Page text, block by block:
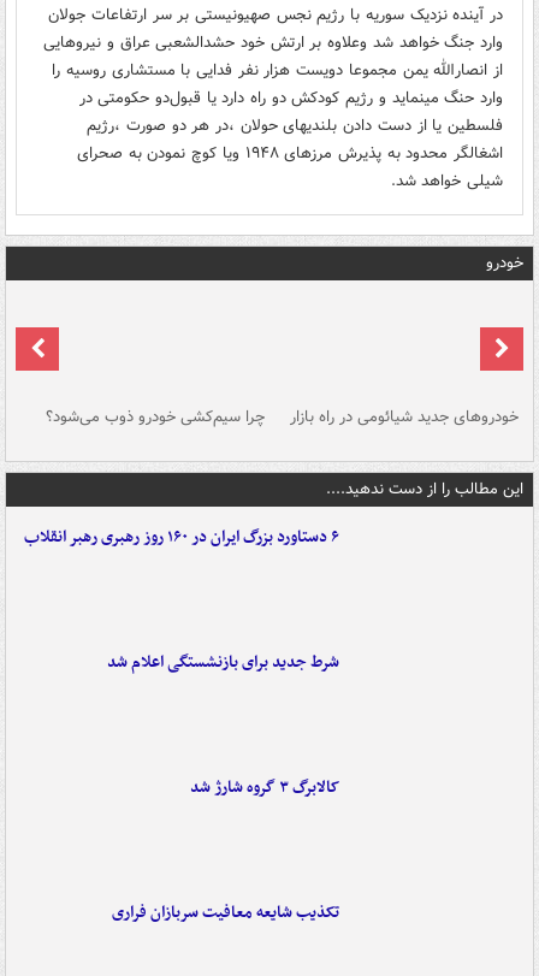
در آینده نزدیک سوریه با رژیم نجس صهیونیستی بر سر ارتفاعات جولان
وارد جنگ خواهد شد وعلاوه بر ارتش خود حشدالشعبی عراق و نیروهایی
از انصارالله یمن مجموعا دویست هزار نفر فدایی با مستشاری روسیه را
وارد حنگ مینماید و رژیم کودکش دو راه دارد یا قبول‌دو حکومتی در
فلسطین یا از دست دادن بلندیهای حولان ،در هر دو صورت ،رژیم
اشغالگر محدود به پذیرش مرزهای ۱۹۴۸ ویا کوچ نمودن به صحرای
شیلی خواهد شد.
خودرو
خودروهای جدید شیائومی در راه بازار چرا سیم‌کشی خودرو ذوب می‌شود؟
این مطالب را از دست ندهید....
۶ دستاورد بزرگ ایران در ۱۶۰ روز رهبری رهبر انقلاب
شرط جدید برای بازنشستگی اعلام شد
کالابرگ ۳ گروه شارژ شد
تکذیب شایعه معافیت سربازان فراری